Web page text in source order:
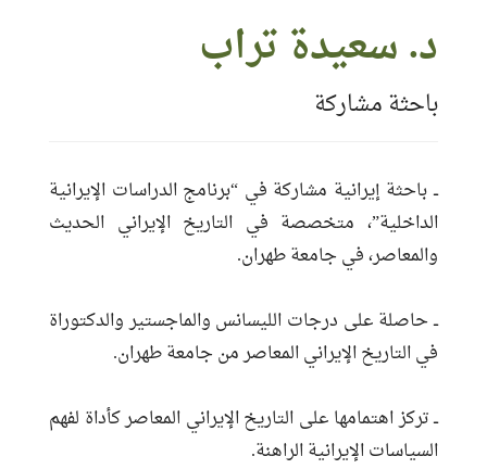
معلومات الاتصال
afaip.saideh@gmail.com
الموقع:http://afaip.com
مناطق الخبرة:إيران
اللغات:الفارسية ــ الإنجليزية
د. سعيدة تراب
باحثة مشاركة
ــ باحثة إيرانية مشاركة في “برنامج الدراسات الإيرانية
الداخلية”، متخصصة في التاريخ الإيراني الحديث
والمعاصر، في جامعة طهران.
ــ حاصلة على درجات الليسانس والماجستير والدكتوراة
في التاريخ الإيراني المعاصر من جامعة طهران.
ــ تركز اهتمامها على التاريخ الإيراني المعاصر كأداة لفهم
السياسات الإيرانية الراهنة.